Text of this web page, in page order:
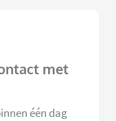
met
één dag